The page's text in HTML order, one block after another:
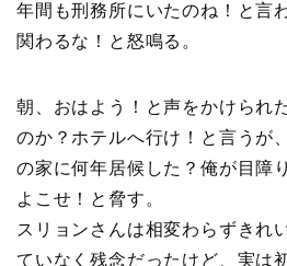
年間も刑務所にいたのね！と言
関わるな！と怒鳴る。
朝、おはよう！と声をかけられ
のか？ホテルへ行け！と言うが
の家に何年居候した？俺が目障
よこせ！と脅す。
スリョンさんは相変わらずきれ
ていなく残念だったけど、実は